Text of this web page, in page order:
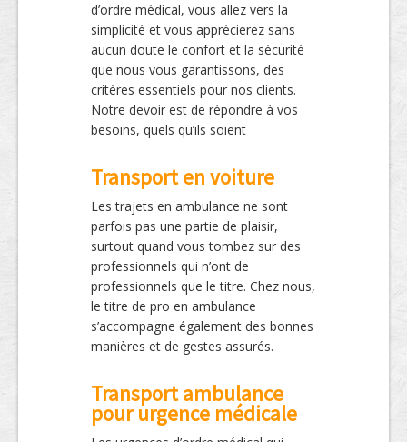
d’ordre médical, vous allez vers la
simplicité et vous apprécierez sans
aucun doute le confort et la sécurité
que nous vous garantissons, des
critères essentiels pour nos clients.
Notre devoir est de répondre à vos
besoins, quels qu’ils soient
Transport en voiture
Les trajets en ambulance ne sont
parfois pas une partie de plaisir,
surtout quand vous tombez sur des
professionnels qui n’ont de
professionnels que le titre. Chez nous,
le titre de pro en ambulance
s’accompagne également des bonnes
manières et de gestes assurés.
Transport ambulance
pour urgence médicale